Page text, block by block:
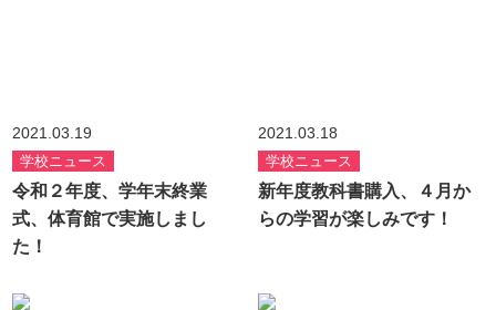
2021.03.19
学校ニュース
令和２年度、学年末終業
式、体育館で実施しまし
た！
2021.03.18
学校ニュース
新年度教科書購入、４月か
らの学習が楽しみです！